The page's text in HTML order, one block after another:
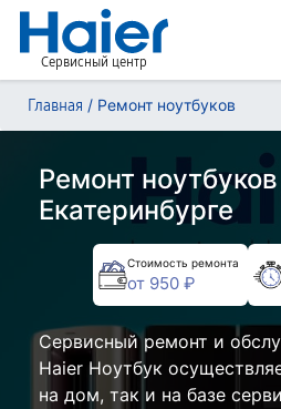
Сервисный центр
Главная / Ремонт ноутбуков
Ремонт
Екатеринбурге
Стоимость ремонта
от 950 ₽
Сервисный ремонт и
Haier Ноутбук
на дом, так и на базе